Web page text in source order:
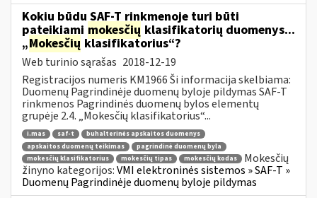
Kokiu būdu SAF-T rinkmenoje turi būti
pateikiami mokesčių klasifikatorių duomenys...
„Mokesčių klasifikatorius“?
Web turinio sąrašas 2018-12-19
Registracijos numeris KM1966 Ši informacija skelbiama:
Duomenų Pagrindinėje duomenų byloje pildymas SAF-T
rinkmenos Pagrindinės duomenų bylos elementų
grupėje 2.4. „Mokesčių klasifikatorius“...
i.mas saf-t
buhalterinės apskaitos duomenys
apskaitos duomenų teikimas
pagrindinė duomenų byla
mokesčių klasifikatorius
mokesčių tipas mokesčių kodas
Mokesčių
žinyno kategorijos:VMI elektroninės sistemos » SAF-T »
Duomenų Pagrindinėje duomenų byloje pildymas